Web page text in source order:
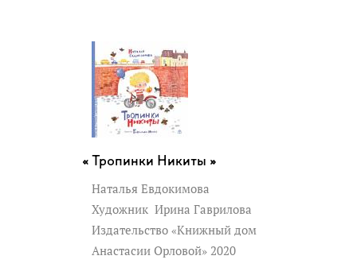
Тропинки Никиты »
Наталья Евдокимова
Художник Ирина Гаврилова
Издательство «Книжный дом
Анастасии Орловой» 2020